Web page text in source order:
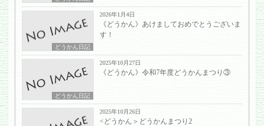
どうかん日記
2026年1月4日
《どうかん》あけましておめでとうございま
す！
どうかん日記
2025年10月27日
《どうかん》令和7年度どうかんまつり③
2025年10月26日
<どうかん＞どうかんまつり2